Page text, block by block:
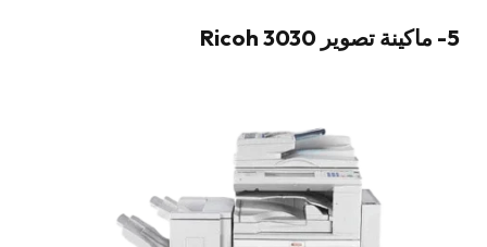
5- ماكينة تصوير Ricoh 3030